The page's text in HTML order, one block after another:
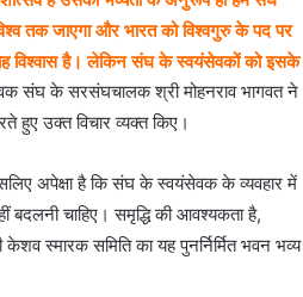
तक जाएगा और भारत को विश्वगुरु के पद पर
विश्वास है। लेकिन संघ के स्वयंसेवकों को इसके
संघ के सरसंघचालक श्री मोहनराव भागवत ने
हुए उक्त विचार व्यक्त किए।
अपेक्षा है कि संघ के स्वयंसेवक के व्यवहार में
बदलनी चाहिए। समृद्धि की आवश्यकता है,
स्मारक समिति का यह पुनर्निर्मित भवन भव्य